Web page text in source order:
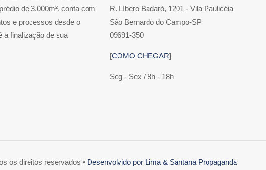
de 3.000m², conta com
e processos desde o
a finalização de sua
R. Líbero Badaró, 1201 - Vila Paulicéia
São Bernardo do Campo-SP
09691-350
[COMO CHEGAR]
Seg - Sex / 8h - 18h
os direitos reservados • Desenvolvido por Lima & Santana Propaganda